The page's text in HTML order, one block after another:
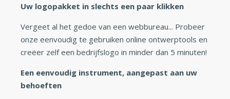
Uw logopakket in slechts een paar klikken
Vergeet al het gedoe van een webbureau... Probeer
onze eenvoudig te gebruiken online ontwerptools en
creëer zelf een bedrijfslogo in minder dan 5 minuten!
Een eenvoudig instrument, aangepast aan uw
behoeften